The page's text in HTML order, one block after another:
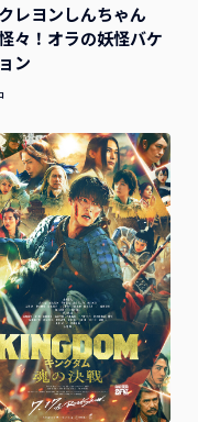
レヨンしんちゃん
々！オラの妖怪バケ
ン